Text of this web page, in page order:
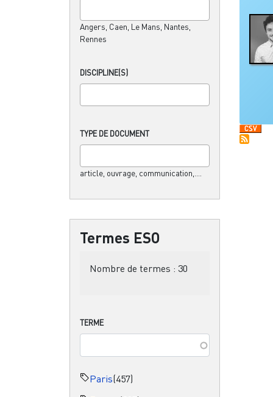
Angers, Caen, Le Mans, Nantes,
Rennes
DISCIPLINE(S)
TYPE DE DOCUMENT
article, ouvrage, communication,....
Termes ESO
Nombre de termes : 30
TERME
Paris(457)